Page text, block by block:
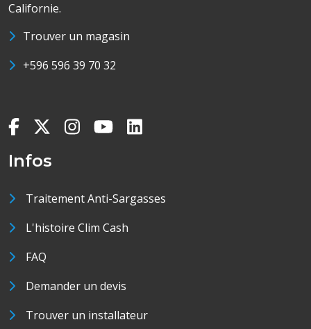
Californie.
Trouver un magasin
+596 596 39 70 32
Infos
Traitement Anti-Sargasses
L'histoire Clim Cash
FAQ
Demander un devis
Trouver un installateur